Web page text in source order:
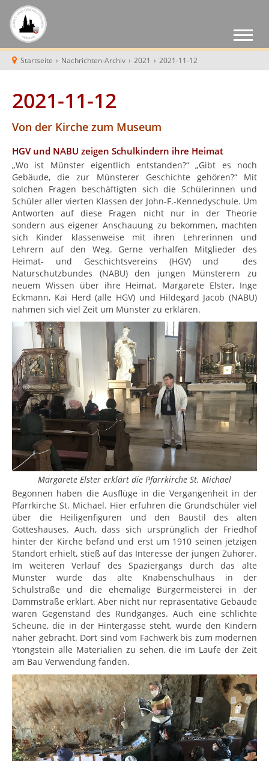
Startseite › Nachrichten-Archiv › 2021 › 2021-11-12
2021-11-12
Von der Kirche zum Museum
HGV und NABU zeigen Schulkindern ihre Heimat
„Wo ist Münster eigentlich entstanden?“ „Gibt es noch
Gebäude, die zur Münsterer Geschichte gehören?“ Mit
solchen Fragen beschäftigten sich die Schülerinnen und
Schüler aller vierten Klassen der John-F.-Kennedyschule. Um
Antworten auf diese Fragen nicht nur in der Theorie
sondern aus eigener Anschauung zu bekommen, machten
sich Kinder klassenweise mit ihren Lehrerinnen und
Lehrern auf den Weg. Gerne verhalfen Mitglieder des
Heimat- und Geschichtsvereins (HGV) und des
Naturschutzbundes (NABU) den jungen Münsterern zu
neuem Wissen über ihre Heimat. Margarete Elster, Inge
Eckmann, Kai Herd (alle HGV) und Hildegard Jacob (NABU)
nahmen sich viel Zeit um Münster zu erklären.
Margarete Elster erklärt die Pfarrkirche St. Michael
Begonnen haben die Ausflüge in die Vergangenheit in der
Pfarrkirche St. Michael. Hier erfuhren die Grundschüler viel
über die Heiligenfiguren und den Baustil des alten
Gotteshauses. Auch, dass sich ursprünglich der Friedhof
hinter der Kirche befand und erst um 1910 seinen jetzigen
Standort erhielt, stieß auf das Interesse der jungen Zuhörer.
Im weiteren Verlauf des Spaziergangs durch das alte
Münster wurde das alte Knabenschulhaus in der
Schulstraße und die ehemalige Bürgermeisterei in der
Dammstraße erklärt. Aber nicht nur repräsentative Gebäude
waren Gegenstand des Rundganges. Auch eine schlichte
Scheune, die in der Hintergasse steht, wurde den Kindern
näher gebracht. Dort sind vom Fachwerk bis zum modernen
Ytongstein alle Materialien zu sehen, die im Laufe der Zeit
am Bau Verwendung fanden.